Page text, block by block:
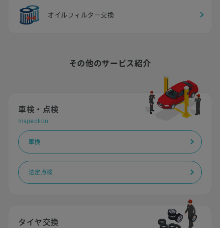
オイルフィルター交換
その他のサービス紹介
車検・点検
Inspection
車検
法定点検
タイヤ交換